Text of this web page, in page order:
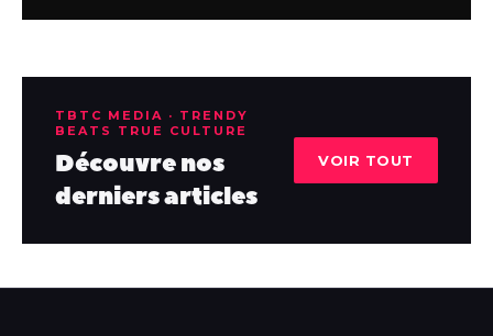
TBTC MEDIA · TRENDY
BEATS TRUE CULTURE
Découvre nos
derniers articles
VOIR TOUT